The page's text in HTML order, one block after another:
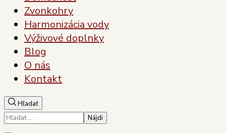
Zvonkohry
Harmonizácia vody
Výživové doplnky
Blog
O nás
Kontakt
Hľadať
Hľadať: